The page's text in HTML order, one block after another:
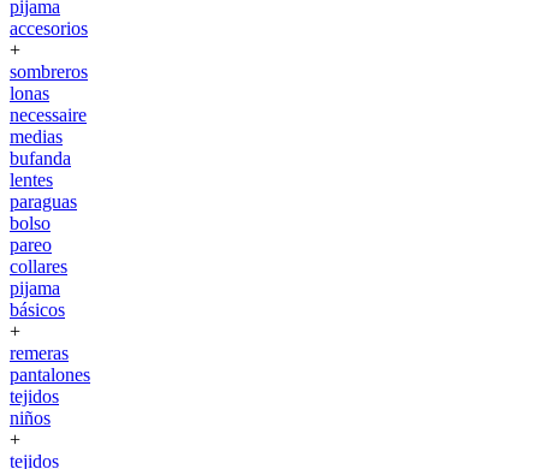
pijama
accesorios
+
sombreros
lonas
necessaire
medias
bufanda
lentes
paraguas
bolso
pareo
collares
pijama
básicos
+
remeras
pantalones
tejidos
niños
+
tejidos